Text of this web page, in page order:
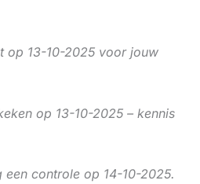
op 13-10-2025 voor jouw
op 13-10-2025 – kennis
een controle op 14-10-2025.